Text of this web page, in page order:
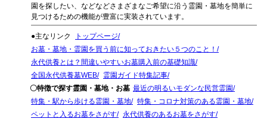
園を探したい、などなどさまざまなご希望に沿う霊園・墓地を簡単に
見つけるための機能が豊富に実装されています。
●主なリンク
トップページ
お墓・墓地・霊園を買う前に知っておきたい５つのこと！
永代供養とは？間違いやすいお墓購入前の基礎知識
全国永代供養墓WEB
霊園ガイド特集記事
〇特徴で探す霊園・墓地・お墓 最近の明るいモダンな民営霊園
特集・駅から歩ける霊園・墓地
特集・コロナ対策のある霊園・墓地
ペットと入るお墓をさがす
永代供養のあるお墓をさがす